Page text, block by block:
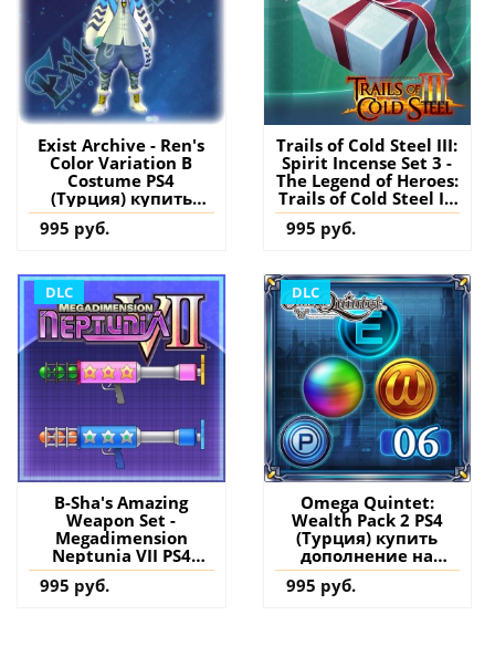
Exist Archive - Ren's
Color Variation B
Costume PS4
(Турция) купить
дополнение на
аккаунт
995 руб.
Trails of Cold Steel III:
Spirit Incense Set 3 -
The Legend of Heroes:
Trails of Cold Steel III
PS4 (Турция) купить
дополнение на
995 руб.
DLC
B-Sha's Amazing
Weapon Set -
Megadimension
Neptunia VII PS4
(Турция) купить
дополнение на
995 руб.
DLC
Omega Quintet:
Wealth Pack 2 PS4
(Турция) купить
дополнение на
аккаунт
995 руб.